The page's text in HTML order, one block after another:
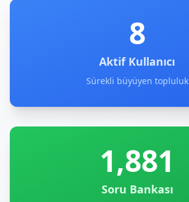
8
Aktif Kullanıcı
Sürekli büyüyen topluluk
1,881
Soru Bankası